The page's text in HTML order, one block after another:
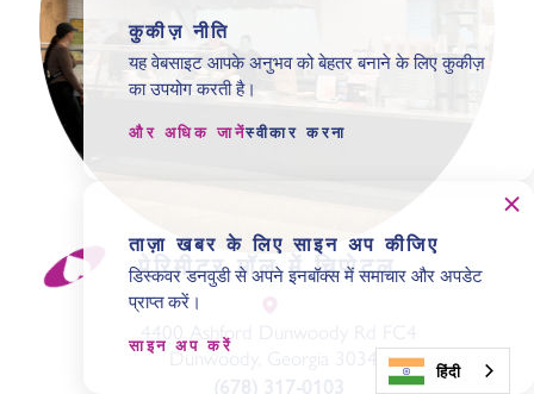
पेरिमीटर मॉल में चिपोटल
4400 Ashford Dunwoody Rd FC4
Dunwoody, Georgia 30346
कुकीज़ नीति
यह वेबसाइट आपके अनुभव को बेहतर बनाने के लिए कुकीज़
का उपयोग करती है।
और अधिक जानेंस्वीकार करना
ताज़ा खबर के लिए साइन अप कीजिए
डिस्कवर डनवुडी से अपने इनबॉक्स में समाचार और अपडेट
प्राप्त करें।
साइन अप करें
हिंदी